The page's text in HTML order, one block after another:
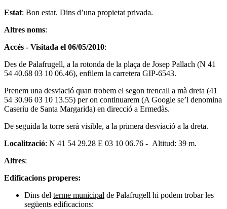
Estat: Bon estat. Dins d’una propietat privada.
Altres noms:
Accés - Visitada el 06/05/2010:
Des de Palafrugell, a la rotonda de la plaça de Josep Pallach (N 41
54 40.68 03 10 06.46), enfilem la carretera GIP-6543.
Prenem una desviació quan trobem el segon trencall a mà dreta (41
54 30.96 03 10 13.55) per on continuarem (A Google se’l denomina
Caseriu de Santa Margarida) en direcció a Ermedàs.
De seguida la torre serà visible, a la primera desviació a la dreta.
Localització: N 41 54 29.28 E 03 10 06.76 - Altitud: 39 m.
Altres:
Edificacions properes:
Dins del terme municipal de Palafrugell hi podem trobar les
següents edificacions: